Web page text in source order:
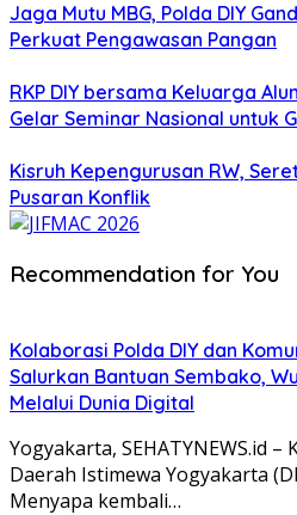
Jaga Mutu MBG, Polda DIY
Perkuat Pengawasan Pangan
RKP DIY bersama Keluarga
Gelar Seminar Nasional untuk
Kisruh Kepengurusan RW,
Pusaran Konflik
Recommendation for You
Kolaborasi Polda DIY dan
Salurkan Bantuan Sembako,
Melalui Dunia Digital
Yogyakarta, SEHATYNEWS.id
Daerah Istimewa Yogyakarta
Menyapa kembali…